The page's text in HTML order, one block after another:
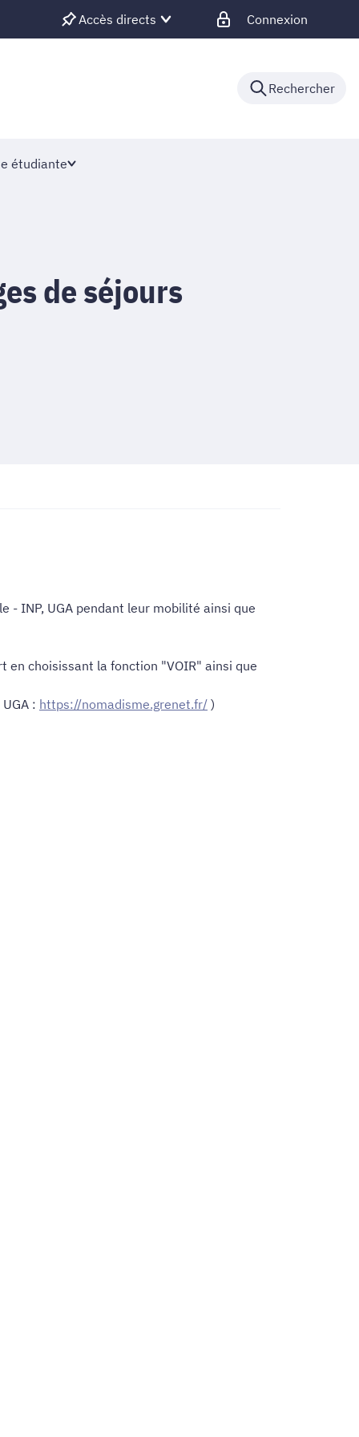
Accès directs Connexion
Rechercher
étudiante
de séjours
- INP, UGA pendant leur mobilité ainsi que
en choisissant la fonction "VOIR" ainsi que
: https://nomadisme.grenet.fr/ )